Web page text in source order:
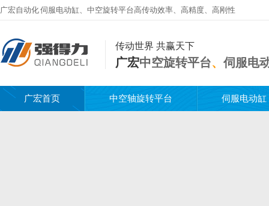
广宏自动化伺服电动缸、 中空旋转平台高传动效率、高精度、高刚性
传动世界 共赢天下
广宏中空旋转平台、 伺服电
广宏首页 中空轴旋转平台 伺服电动缸